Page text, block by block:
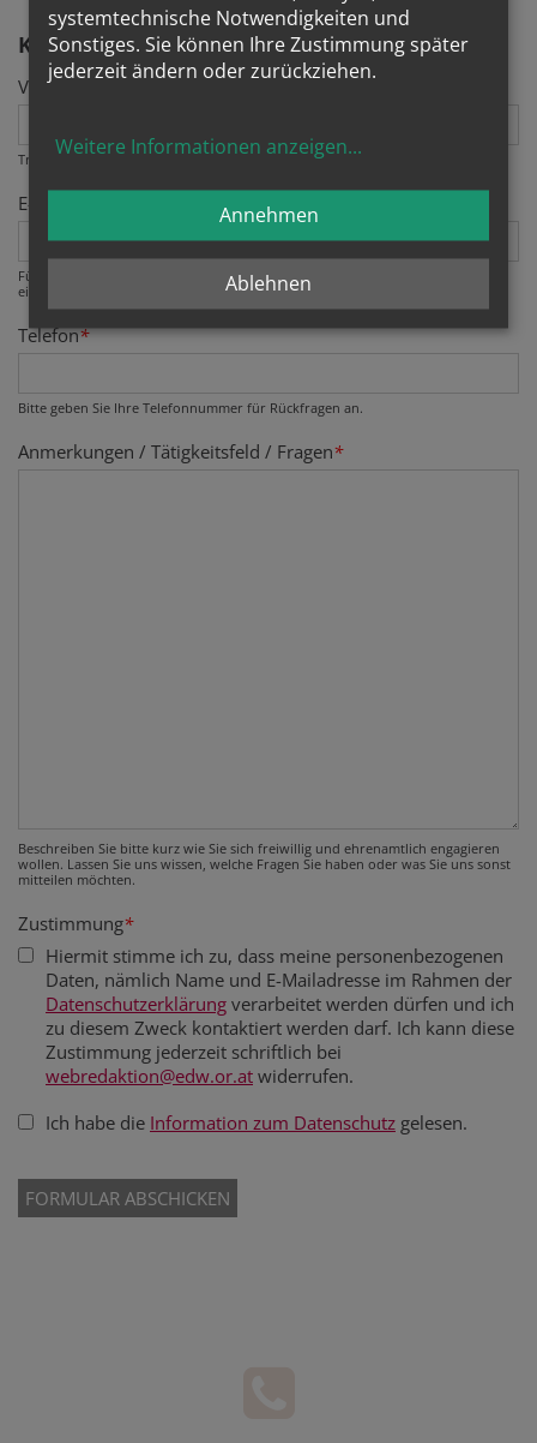
KANTORIEREN
Vor- und Zuname
Tragen Sie bitte hier Ihren Vor- und Familiennamen ein.
E-Mail
Fügen Sie bitte Ihre E-Mail Adresse als vornehmlichen Kommunikationskanal
ein.
Telefon*
Bitte geben Sie Ihre Telefonnummer für Rückfragen an.
Anmerkungen / Tätigkeitsfeld / Fragen*
Beschreiben Sie bitte kurz wie Sie sich freiwillig und ehrenamtlich engagieren
wollen. Lassen Sie uns wissen, welche Fragen Sie haben oder was Sie uns sonst
mitteilen möchten.
Zustimmung*
Hiermit stimme ich zu, dass meine personenbezogenen
Daten, nämlich Name und E-Mailadresse im Rahmen der
Datenschutzerklärung verarbeitet werden dürfen und ich
zu diesem Zweck kontaktiert werden darf. Ich kann diese
Zustimmung jederzeit schriftlich bei
webredaktion@edw.or.at widerrufen.
Ich habe die Information zum Datenschutz gelesen.
systemtechnische Notwendigkeiten und
Sonstiges. Sie können Ihre Zustimmung später
jederzeit ändern oder zurückziehen.
Weitere Informationen anzeigen...
Ablehnen
Annehmen